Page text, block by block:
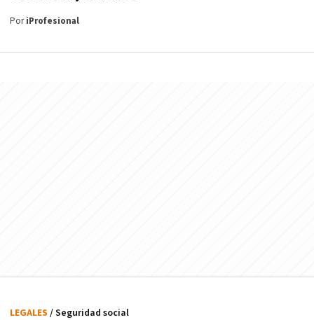
PoriProfesional
LEGALES / Seguridad social